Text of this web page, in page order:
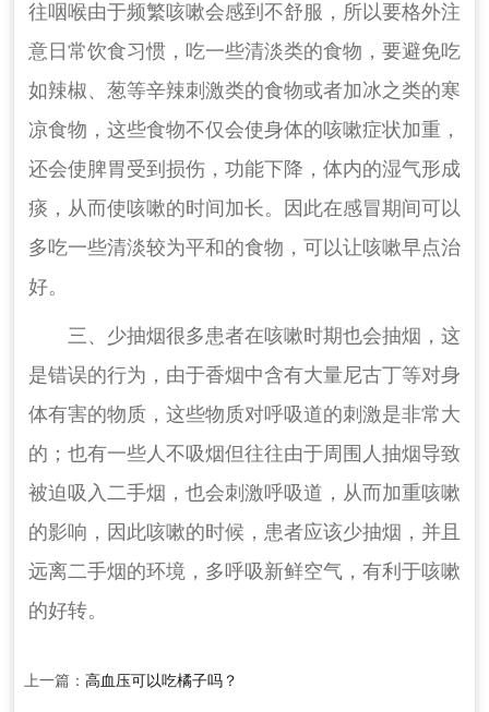
往咽喉由于频繁咳嗽会感到不舒服，所以要格外注
意日常饮食习惯，吃一些清淡类的食物，要避免吃
如辣椒、葱等辛辣刺激类的食物或者加冰之类的寒
凉食物，这些食物不仅会使身体的咳嗽症状加重，
还会使脾胃受到损伤，功能下降，体内的湿气形成
痰，从而使咳嗽的时间加长。因此在感冒期间可以
多吃一些清淡较为平和的食物，可以让咳嗽早点治
好。
三、少抽烟很多患者在咳嗽时期也会抽烟，这
是错误的行为，由于香烟中含有大量尼古丁等对身
体有害的物质，这些物质对呼吸道的刺激是非常大
的；也有一些人不吸烟但往往由于周围人抽烟导致
被迫吸入二手烟，也会刺激呼吸道，从而加重咳嗽
的影响，因此咳嗽的时候，患者应该少抽烟，并且
远离二手烟的环境，多呼吸新鲜空气，有利于咳嗽
的好转。
上一篇： 高血压可以吃橘子吗？